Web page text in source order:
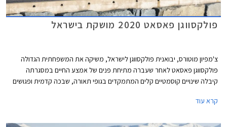
פולקסווגן פאסאט 2020 מושקת בישראל
צ'מפיון מוטורס, יבואנית פולקסווגן לישראל, משיקה את המשפחתית הגדולה
פולקסווגן פאסאט לאחר שעברה מתיחת פנים של אמצע החיים במסגרתה
קיבלה שינויים קוסמטיים קלים המתמקדים בגופי תאורה, שבכה קדמית ופגושים
קרא עוד